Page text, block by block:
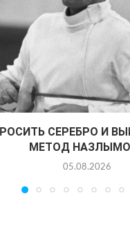
СЕРЕБРО И
МЕТОД
05.08.2026